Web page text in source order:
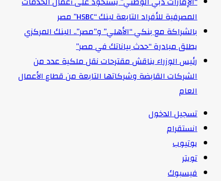
المصرفية للأفراد التابعة لبنك “HSBC” مصر
بالشراكة مع بنكي “الأهلي” و”مصر”.. البنك المركزي
يطلق مبادرة “حدث بياناتك في مصر”
رئيس الوزراء يناقش مقترحات نقل ملكية عدد من
الشركات القابضة وشركاتها التابعة من قطاع الأعمال
العام
تسجيل الدخول
انستقرام
يوتيوب
تويتر
فيسبوك